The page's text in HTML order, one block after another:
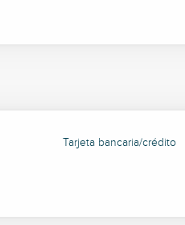
Tarjeta bancaria/crédito